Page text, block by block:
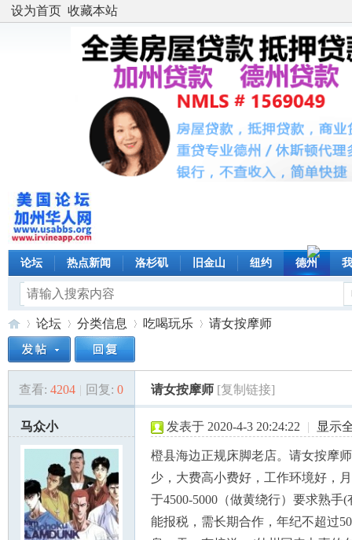
设为首页 收藏本站
论坛 热点新闻 洛杉矶 旧金山 纽约 德州
美»
论坛
›
分类信息 吃喝玩乐
›
请女按摩师
查看: 4204 | 回复: 0 请女按摩师 [复制链接]
马众小 发表于 2020-4-3 20:24:22 | 显示
橙县海边正规床脚老店。请女按摩
少，大费高小费好，工作环境好，
于4500-5000（做黄绕行）要求熟手
能报税，需长期合作，年纪不超过